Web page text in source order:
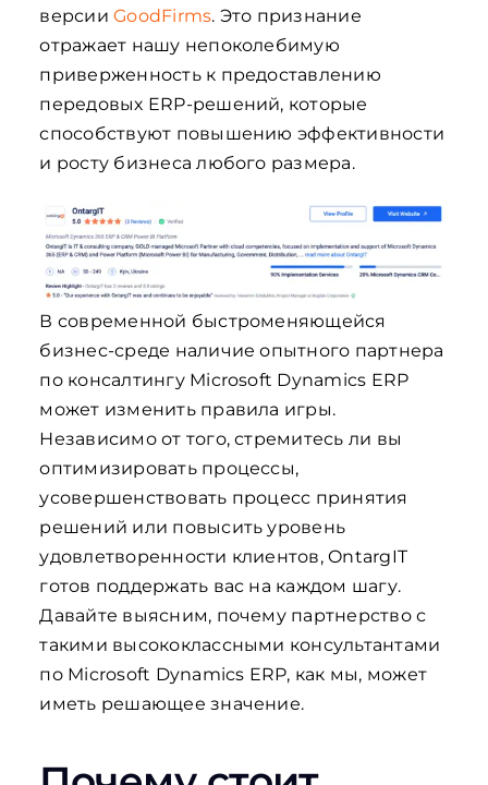
версииGoodFirms. Это признание
отражает нашу непоколебимую
приверженность к предоставлению
передовых ERP-решений, которые
способствуют повышению эффективности
и росту бизнеса любого размера.
В современной быстроменяющейся
бизнес-среде наличие опытного партнера
по консалтингу Microsoft Dynamics ERP
может изменить правила игры.
Независимо от того, стремитесь ли вы
оптимизировать процессы,
усовершенствовать процесс принятия
решений или повысить уровень
удовлетворенности клиентов, OntargIT
готов поддержать вас на каждом шагу.
Давайте выясним, почему партнерство с
такими высококлассными консультантами
по Microsoft Dynamics ERP, как мы, может
иметь решающее значение.